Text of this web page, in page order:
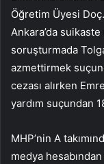
Öğretim Üyesi
Ankara’da suikaste
soruşturmada
azmettirmek
cezası alırken
yardım suçundan
MHP’nin A
medya